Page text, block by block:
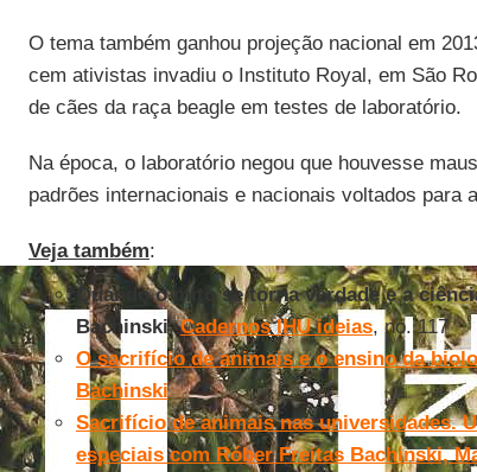
O tema também ganhou projeção nacional em
cem ativistas invadiu o Instituto Royal, em São
de cães da raça beagle em testes de laboratório.
Na época, o laboratório negou que houvesse
padrões internacionais e nacionais voltados para
Veja também:
Quando o mito se torna verdade e a
Bachinski.Cadernos IHU ideias, no. 117
O sacrifício de animais e o ensino da
Bachinski
Sacrifício de animais nas universidades.
especiais com Róber Freitas Bachinski,